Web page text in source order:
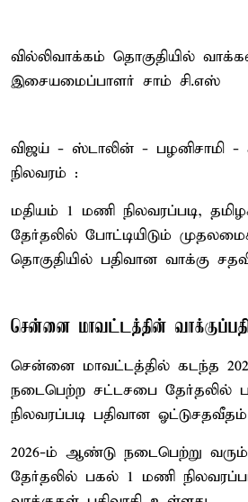
வில்லிவாக்கம் தொகுதியில்
இசையமைப்பாளர் சாம் சி.எஸ்
விஜய் - ஸ்டாலின் - பழனிசாமி -
நிலவரம் :
மதியம் 1 மணி நிலவரப்படி,
தேர்தலில் போட்டியிடும்
தொகுதியில் பதிவான வாக்கு
சென்னை மாவட்டத்தின்
சென்னை மாவட்டத்தில் கடந்த
நடைபெற்ற சட்டசபை தேர்தலில்
நிலவரப்படி பதிவான
2026-ம் ஆண்டு நடைபெற்று
தேர்தலில் பகல் 1 மணி